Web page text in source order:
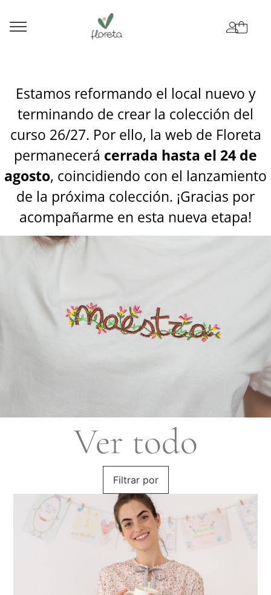
Estamos reformando el local nuevo y
terminando de crear la colección del
curso 26/27. Por ello, la web de Floreta
permanecerá cerrada hasta el 24 de
agosto, coincidiendo con el lanzamiento
de la próxima colección. ¡Gracias por
acompañarme en esta nueva etapa!
Ver todo
Filtrar por